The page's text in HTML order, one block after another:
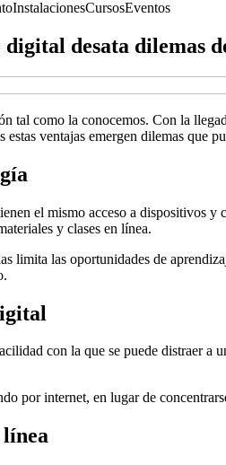
InstalacionesCursosEventos
desata dilemas
tal como la conocemos. Con la
ventajas emergen dilemas que
el mismo acceso a dispositivos
y clases en línea.
limita las oportunidades de
con la que se puede distraer a
por internet, en lugar de